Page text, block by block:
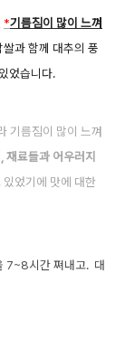
*기름짐이 많이 느껴
과 함께 대추의 풍
었습니다.
기름짐이 많이 느껴
재료들과 어우러지
있었기에 맛에 대한
7~8시간 쪄내고. 대